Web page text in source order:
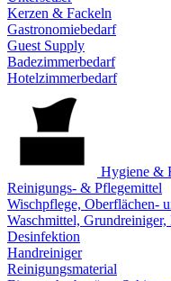
Kerzen & Fackeln
Gastronomiebedarf
Guest Supply
Badezimmerbedarf
Hotelzimmerbedarf
Hygiene &
Reinigungs- & Pflegemittel
Wischpflege, Oberflächen-
Waschmittel, Grundreiniger,
Desinfektion
Handreiniger
Reinigungsmaterial